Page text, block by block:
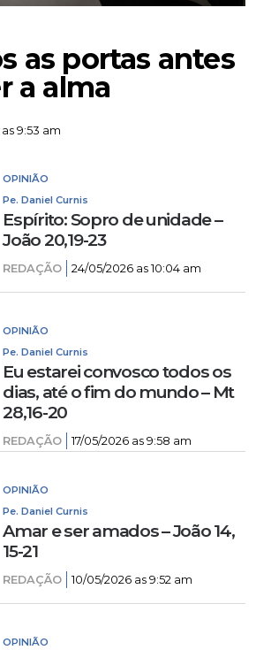
as portas antes
a alma
9:53 am
OPINIÃO
Pe. Daniel Curnis
Espírito: Sopro de unidade –
João 20,19-23
REDAÇÃO 24/05/2026 as 10:04 am
OPINIÃO
Pe. Daniel Curnis
Eu estarei convosco todos os
dias, até o fim do mundo – Mt
28,16-20
REDAÇÃO 17/05/2026 as 9:58 am
OPINIÃO
Pe. Daniel Curnis
Amar e ser amados – João 14,
15-21
REDAÇÃO 10/05/2026 as 9:52 am
OPINIÃO